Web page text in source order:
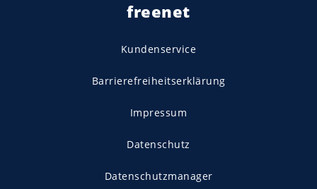
freenet
Kundenservice
Barrierefreiheitserklärung
Impressum
Datenschutz
Datenschutzmanager